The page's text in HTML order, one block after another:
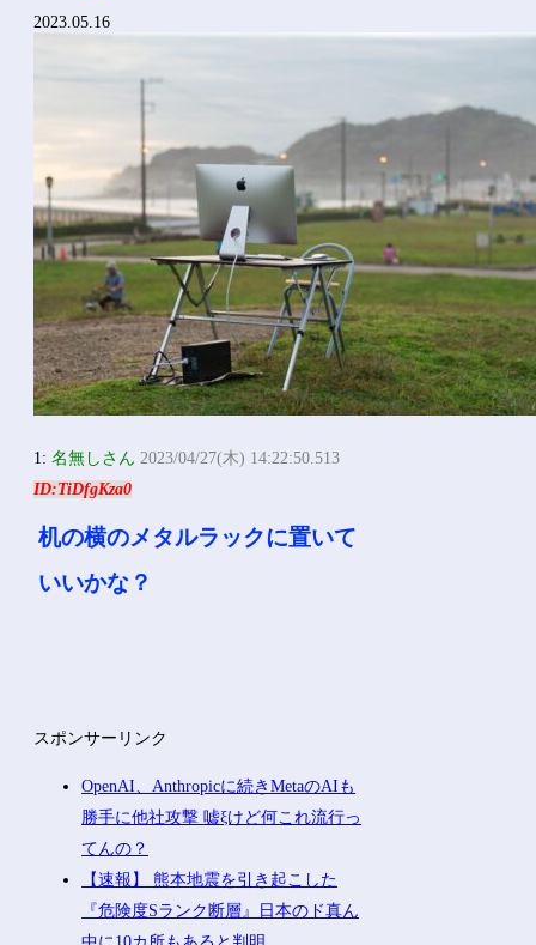
2023.05.16
1:名無しさん 2023/04/27(木) 14:22:50.513
ID:TiDfgKza0
机の横のメタルラックに置いて
いいかな？
スポンサーリンク
OpenAI、Anthropicに続きMetaのAIも
勝手に他社攻撃 嘘ξけど何これ流行っ
てんの？
【速報】 熊本地震を引き起こした
『危険度Sランク断層』日本のド真ん